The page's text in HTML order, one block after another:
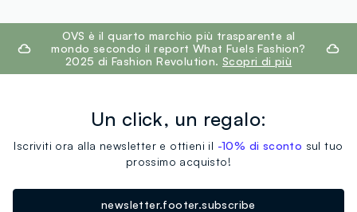
footer.ariatitleOVS è il quarto marchio più trasparente al
mondo secondo il report What Fuels Fashion?
2025 di Fashion Revolution. Scopri di più
Un click, un regalo:
Iscriviti ora alla newsletter e ottieni il -10% di sconto sul tuo
prossimo acquisto!
newsletter.footer.subscribe